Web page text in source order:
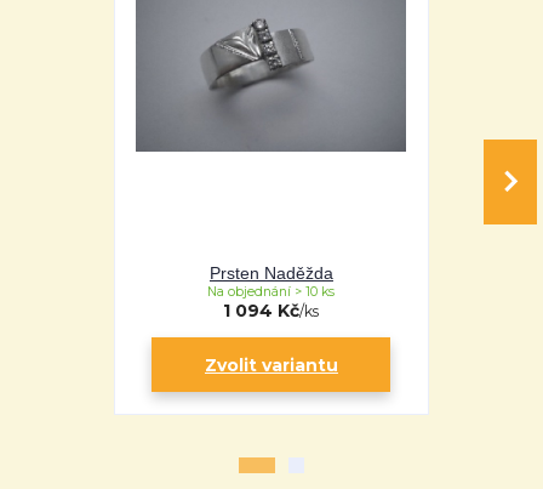
Prsten Naděžda
1 094 Kč/ks
Na objednání > 10 ks
Zvolit variantu